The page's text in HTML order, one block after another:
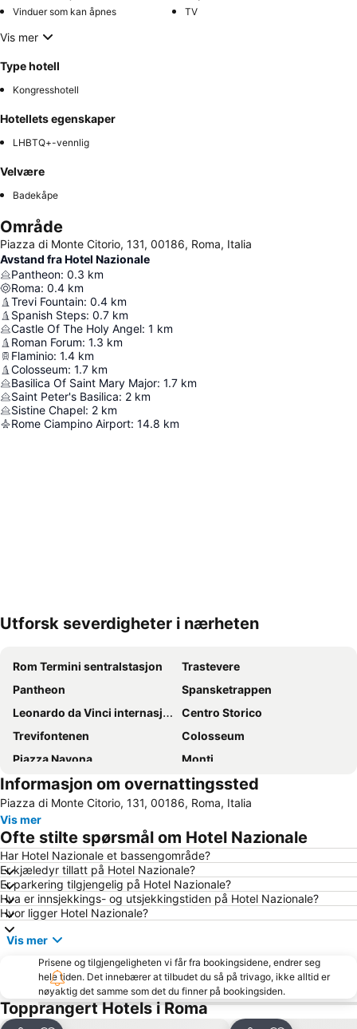
Vinduer som kan åpnes
TV
Vis mer
Type hotell
Kongresshotell
Hotellets egenskaper
LHBTQ+-vennlig
Velvære
Badekåpe
Område
Piazza di Monte Citorio, 131, 00186, Roma, Italia
Avstand fra Hotel Nazionale
Pantheon: 0.3 km
Roma: 0.4 km
Trevi Fountain: 0.4 km
Spanish Steps: 0.7 km
Castle Of The Holy Angel: 1 km
Roman Forum: 1.3 km
Flaminio: 1.4 km
Colosseum: 1.7 km
Basilica Of Saint Mary Major: 1.7 km
Saint Peter's Basilica: 2 km
Sistine Chapel: 2 km
Rome Ciampino Airport: 14.8 km
Utforsk severdigheter i nærheten
Rom Termini sentralstasjon
Trastevere
Pantheon
Spansketrappen
Leonardo da Vinci internasjonale lufthavn
Centro Storico
Trevifontenen
Colosseum
Piazza Navona
Monti
Lido di Ostia Ponente
Prati
Termini Metro Station
Trevi
Piazza Campo de' Fiori
Ostia
Barberini - Fontana di Trevi Metro Station
Lido di Ostia Levante
International Airport Roma Ciampino
Piazza Venezia
Via Nazionale
Santa Maria Maggiorebasilikaen
Fregene
Vatikanmuseene
St Peters Basilica
Giardini Vaticani
San Giovanni Laterno kirke
Ponte Sisto
Santa Cecilia in Trastevere
Castello di Santa Severa
Villa Borghese
Informasjon om overnattingssted
Piazza di Monte Citorio, 131, 00186, Roma, Italia
Vis mer
Ofte stilte spørsmål om Hotel Nazionale
Har Hotel Nazionale et bassengområde?
Er kjæledyr tillatt på Hotel Nazionale?
Er parkering tilgjengelig på Hotel Nazionale?
Hva er innsjekkings- og utsjekkingstiden på Hotel Nazionale?
Hvor ligger Hotel Nazionale?
Vis mer
Prisene og tilgjengeligheten vi får fra bookingsidene, endrer seg
hele tiden. Det innebærer at tilbudet du så på trivago, ikke alltid er
nøyaktig det samme som det du finner på bookingsiden.
Topprangert Hotels i Roma